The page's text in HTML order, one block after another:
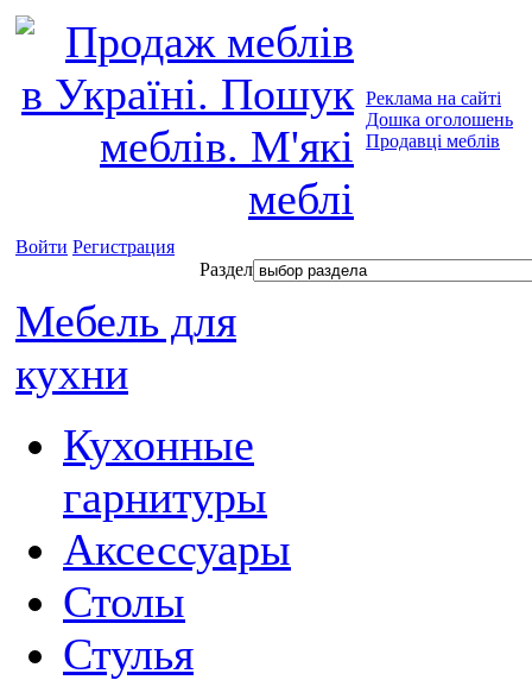
Реклама на сайті
Дошка оголошень
Продавці меблів
Войти Регистрация
Раздел
Мебель для
кухни
Кухонные
гарнитуры
Аксессуары
Столы
Стулья